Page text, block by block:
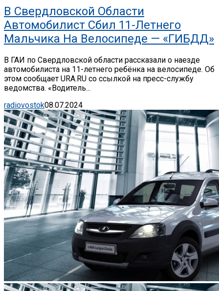
В Свердловской Области
Автомобилист Сбил 11-Летнего
Мальчика На Велосипеде — «ГИБДД»
В ГАИ по Свердловской области рассказали о наезде
автомобилиста на 11-летнего ребёнка на велосипеде. Об
этом сообщает URA.RU со ссылкой на пресс-службу
ведомства. «Водитель...
radiovostok08.07.2024